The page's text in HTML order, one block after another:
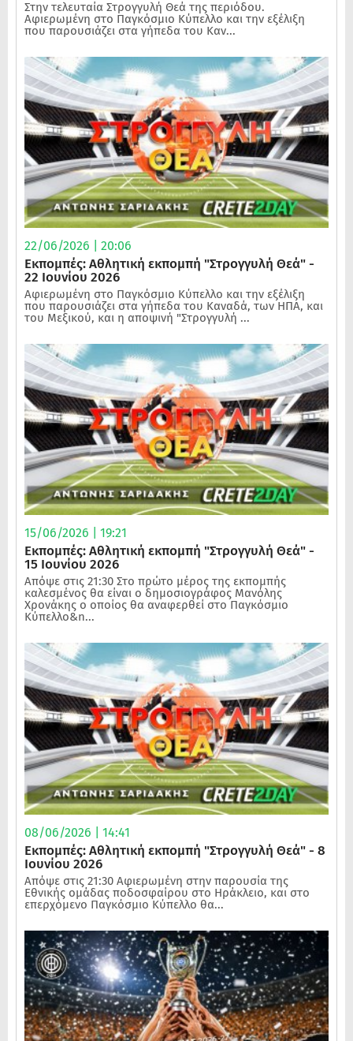
Στην τελευταία Στρογγυλή Θεά της περιόδου.
Αφιερωμένη στο Παγκόσμιο Κύπελλο και την εξέλιξη
που παρουσιάζει στα γήπεδα του Καν...
22/06/2026 | 20:06
Εκπομπές: Αθλητική εκπομπή "Στρογγυλή Θεά" -
22 Ιουνίου 2026
Αφιερωμένη στο Παγκόσμιο Κύπελλο και την εξέλιξη
που παρουσιάζει στα γήπεδα του Καναδά, των ΗΠΑ, και
του Μεξικού, και η αποψινή "Στρογγυλή ...
15/06/2026 | 19:21
Εκπομπές: Αθλητική εκπομπή "Στρογγυλή Θεά" -
15 Ιουνίου 2026
Απόψε στις 21:30 Στο πρώτο μέρος της εκπομπής
καλεσμένος θα είναι ο δημοσιογράφος Μανόλης
Χρονάκης ο οποίος θα αναφερθεί στο Παγκόσμιο
Κύπελλο&n...
08/06/2026 | 14:41
Εκπομπές: Αθλητική εκπομπή "Στρογγυλή Θεά" - 8
Ιουνίου 2026
Απόψε στις 21:30 Αφιερωμένη στην παρουσία της
Εθνικής ομάδας ποδοσφαίρου στο Ηράκλειο, και στο
επερχόμενο Παγκόσμιο Κύπελλο θα...